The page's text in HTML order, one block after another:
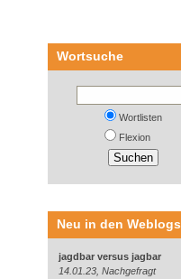
Wortsuche
Wortlisten
Flexion
Neu in den Weblogs
jagdbar versus jagbar
14.01.23, Nachgefragt